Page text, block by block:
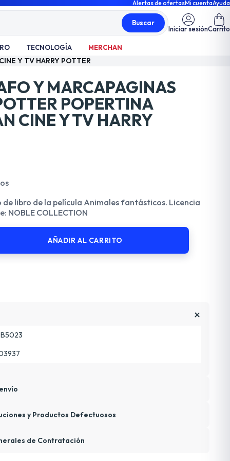
Alertas de ofertasMi cuentaAyuda
Buscar
Iniciar sesiónCarrito
TECNOLOGÍA MERCHAN
Y TV HARRY POTTER
Y MARCAPAGINAS
POPERTINA
CINE Y TV HARRY
libro de la película Animales fantásticos. Licencia
NOBLE COLLECTION
AÑADIR AL CARRITO
y Productos Defectuosos
de Contratación